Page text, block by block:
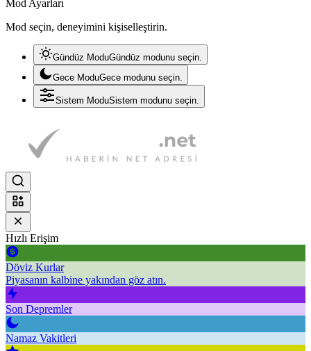
Mod Ayarları
Mod seçin, deneyimini kişiselleştirin.
Gündüz ModuGündüz modunu seçin.
Gece ModuGece modunu seçin.
Sistem ModuSistem modunu seçin.
Hızlı Erişim
Döviz Kurlar
Piyasanın kalbine yakından göz atın.
Son Depremler
Namaz Vakitleri